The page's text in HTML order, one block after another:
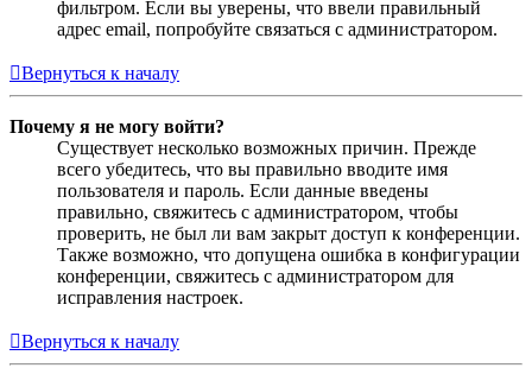
фильтром. Если вы уверены, что ввели правильный
адрес email, попробуйте связаться с администратором.
Вернуться к началу
Почему я не могу войти?
Существует несколько возможных причин. Прежде
всего убедитесь, что вы правильно вводите имя
пользователя и пароль. Если данные введены
правильно, свяжитесь с администратором, чтобы
проверить, не был ли вам закрыт доступ к конференции.
Также возможно, что допущена ошибка в конфигурации
конференции, свяжитесь с администратором для
исправления настроек.
Вернуться к началу